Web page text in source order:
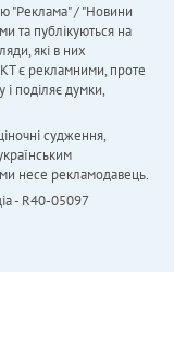
"Реклама" / "Новини
та публікуються на
які в них
є рекламними, проте
і поділяє думки,
судження,
несе рекламодавець.
- R40-05097